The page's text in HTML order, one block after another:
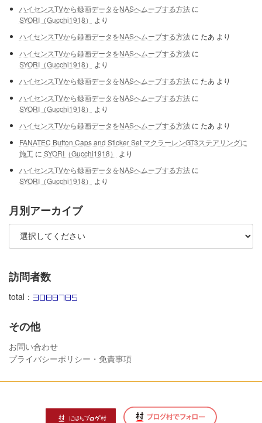
ハイセンスTVから録画データをNASへムーブする方法に
SYORI（Gucchi1918）
より
ハイセンスTVから録画データをNASへムーブする方法に たあ より
ハイセンスTVから録画データをNASへムーブする方法に
SYORI（Gucchi1918）
より
ハイセンスTVから録画データをNASへムーブする方法に たあ より
ハイセンスTVから録画データをNASへムーブする方法に
SYORI（Gucchi1918）
より
ハイセンスTVから録画データをNASへムーブする方法に たあ より
FANATEC Button Caps and Sticker Set マクラーレンGT3ステアリングに
施工 に SYORI（Gucchi1918）
より
ハイセンスTVから録画データをNASへムーブする方法に
SYORI（Gucchi1918）
より
月別アーカイブ
訪問者数
total：
その他
お問い合わせ
プライバシーポリシー・免責事項